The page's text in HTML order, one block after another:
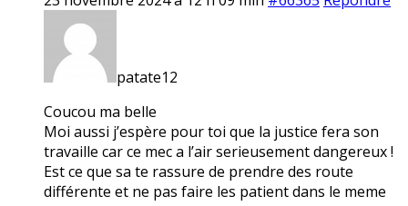
patate12
Coucou ma belle
Moi aussi j’espère pour toi que la justice fera son
travaille car ce mec a l’air serieusement dangereux !
Est ce que sa te rassure de prendre des route
différente et ne pas faire les patient dans le meme